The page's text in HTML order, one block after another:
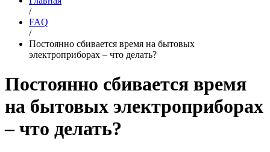
/
FAQ
/
Постоянно сбивается время на бытовых
электроприборах – что делать?
Постоянно сбивается время
на бытовых электроприборах
– что делать?